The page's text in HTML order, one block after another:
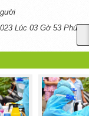
Lúc 03 Gờ 53 Phút